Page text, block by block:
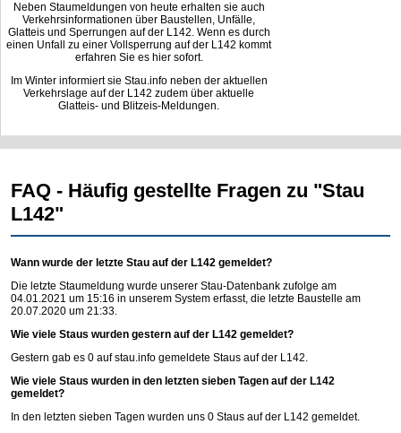
Neben Staumeldungen von heute erhalten sie auch
Verkehrsinformationen über Baustellen, Unfälle,
Glatteis und Sperrungen auf der L142. Wenn es durch
einen Unfall zu einer Vollsperrung auf der L142 kommt
erfahren Sie es hier sofort.
Im Winter informiert sie Stau.info neben der aktuellen
Verkehrslage auf der L142 zudem über aktuelle
Glatteis- und Blitzeis-Meldungen.
FAQ - Häufig gestellte Fragen zu "Stau
L142"
Wann wurde der letzte Stau auf der L142 gemeldet?
Die letzte Staumeldung wurde unserer Stau-Datenbank zufolge am
04.01.2021 um 15:16 in unserem System erfasst, die letzte Baustelle am
20.07.2020 um 21:33.
Wie viele Staus wurden gestern auf der L142 gemeldet?
Gestern gab es 0 aufstau.info gemeldete Staus auf der L142.
Wie viele Staus wurden in den letzten sieben Tagen auf der L142
gemeldet?
In den letzten sieben Tagen wurden uns 0 Staus auf der L142 gemeldet.